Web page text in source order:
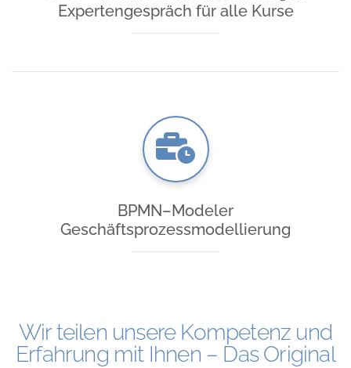
Expertengespräch für alle Kurse
BPMN–Modeler
Geschäftsprozessmodellierung
Wir teilen unsere Kompetenz und
Erfahrung mit Ihnen – Das Original